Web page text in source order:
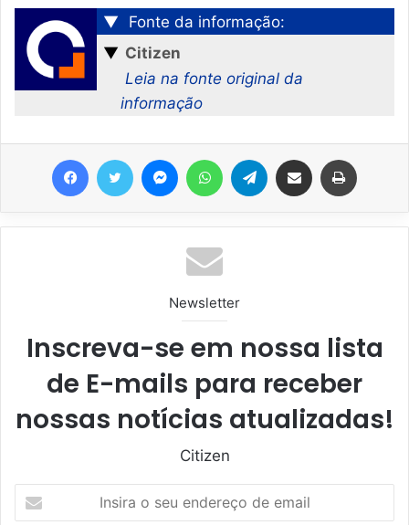
▼
Fonte da informação:
▼ Citizen
Leia na fonte original da
informação
Newsletter
Inscreva-se em nossa lista
de E-mails para receber
nossas notícias atualizadas!
Citizen